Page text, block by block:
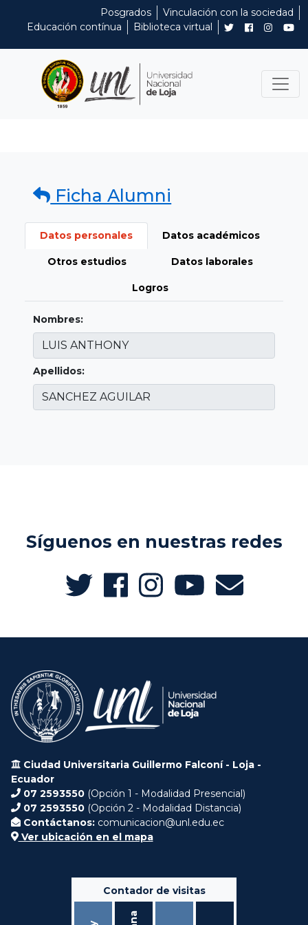
Posgrados
Vinculación con la sociedad
Educación contínua
Biblioteca virtual
Ficha Alumni
Datos personales Datos académicos
Otros estudios Datos laborales
Logros
Nombres:
Apellidos:
Síguenos en nuestras redes
Ciudad Universitaria Guillermo Falconí - Loja -
Ecuador
07 2593550 (Opción 1 - Modalidad Presencial)
07 2593550 (Opción 2 - Modalidad Distancia)
Contáctanos: comunicacion@unl.edu.ec
Ver ubicación en el mapa
Contador de visitas